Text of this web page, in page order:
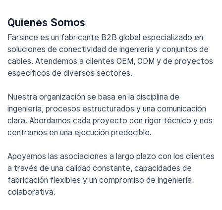
Quienes Somos
Farsince es un fabricante B2B global especializado en
soluciones de conectividad de ingeniería y conjuntos de
cables. Atendemos a clientes OEM, ODM y de proyectos
específicos de diversos sectores.
Nuestra organización se basa en la disciplina de
ingeniería, procesos estructurados y una comunicación
clara. Abordamos cada proyecto con rigor técnico y nos
centramos en una ejecución predecible.
Apoyamos las asociaciones a largo plazo con los clientes
a través de una calidad constante, capacidades de
fabricación flexibles y un compromiso de ingeniería
colaborativa.